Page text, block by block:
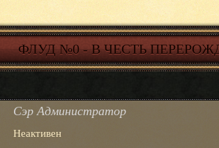
ФЛУД №0 - В ЧЕСТЬ
Сэр Администратор
Неактивен